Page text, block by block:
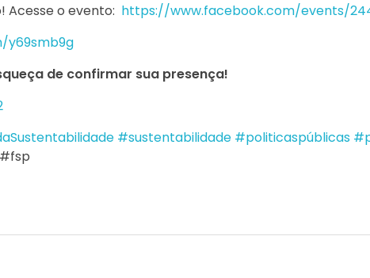
Acesse o evento: https://www.facebook.com/events/
y69smb9g
de confirmar sua presença!
#sustentabilidade #politicaspúblicas